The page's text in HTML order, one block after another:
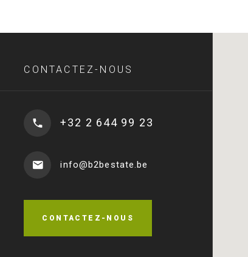
CONTACTEZ-NOUS
+32 2 644 99 23
info@b2bestate.be
CONTACTEZ-NOUS